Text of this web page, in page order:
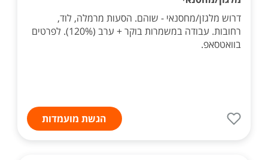
דרוש מלגזן/מחסנאי - שוהם. הסעות מרמלה, לוד,
רחובות. עבודה במשמרות בוקר + ערב (120%). לפרטים
בוואטסאפ.
הגשת מועמדות